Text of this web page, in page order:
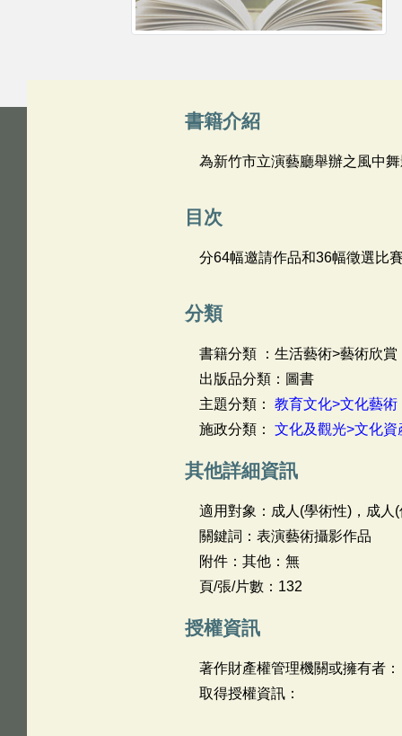
書籍介紹
為新竹市立演藝廳舉辦之風中
目次
分64幅邀請作品和36幅徵選比
分類
書籍分類 ：生活藝術>藝術欣賞
出版品分類：圖書
主題分類： 教育文化>文化藝術
施政分類： 文化及觀光>文化
其他詳細資訊
適用對象：成人(學術性)，成人
關鍵詞：表演藝術攝影作品
附件：其他：無
頁/張/片數：132
授權資訊
著作財產權管理機關或擁有者：
取得授權資訊：